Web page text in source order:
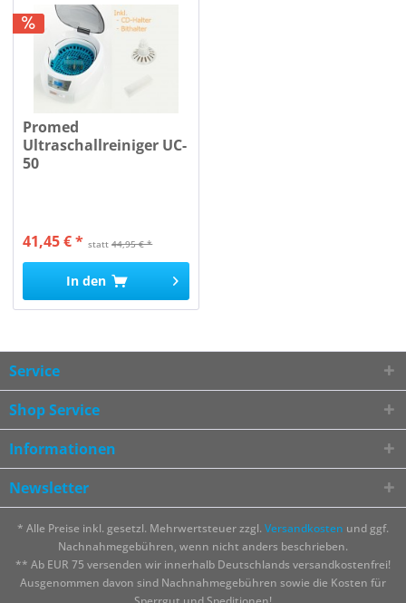
Promed
Ultraschallreiniger UC-
50
statt44,95 € *
41,45 € *
In den
Service
Shop Service
Informationen
Newsletter
* Alle Preise inkl. gesetzl. Mehrwertsteuer zzgl. Versandkosten und ggf.
Nachnahmegebühren, wenn nicht anders beschrieben.
** Ab EUR 75 versenden wir innerhalb Deutschlands versandkostenfrei!
Ausgenommen davon sind Nachnahmegebühren sowie die Kosten für